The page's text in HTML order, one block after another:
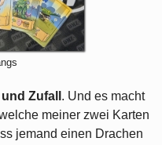
Zufall . Und es macht
meiner zwei Karten
jemand einen Drachen